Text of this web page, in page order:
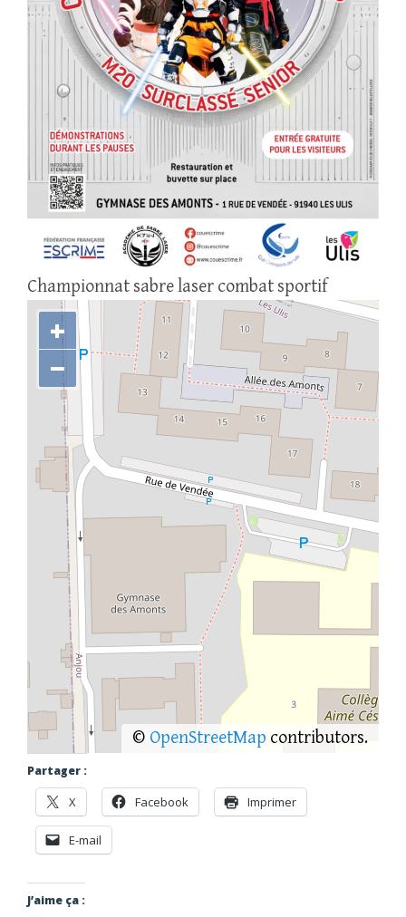
Championnat sabre laser combat sportif
+
−
© OpenStreetMap contributors.
Partager :
X Facebook Imprimer
E-mail
J’aime ça :